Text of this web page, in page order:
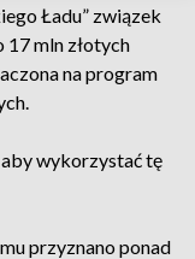
Ładu” związek
mln złotych
na program
wykorzystać tę
przyznano ponad